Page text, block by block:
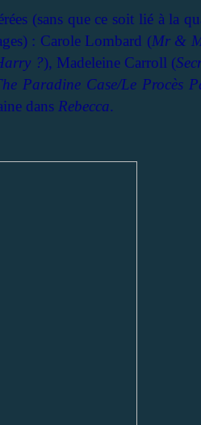
(sans que ce soit lié à la
: Carole Lombard (Mr &
?), Madeleine Carroll (
Paradine Case/Le Procès
dans Rebecca.